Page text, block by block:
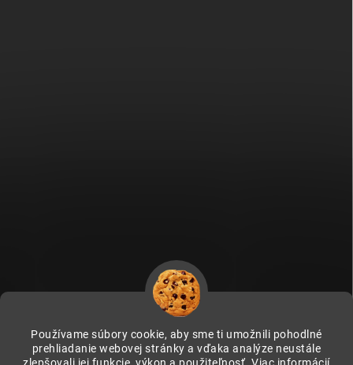
Používame súbory cookie, aby sme ti umožnili pohodlné
prehliadanie webovej stránky a vďaka analýze neustále